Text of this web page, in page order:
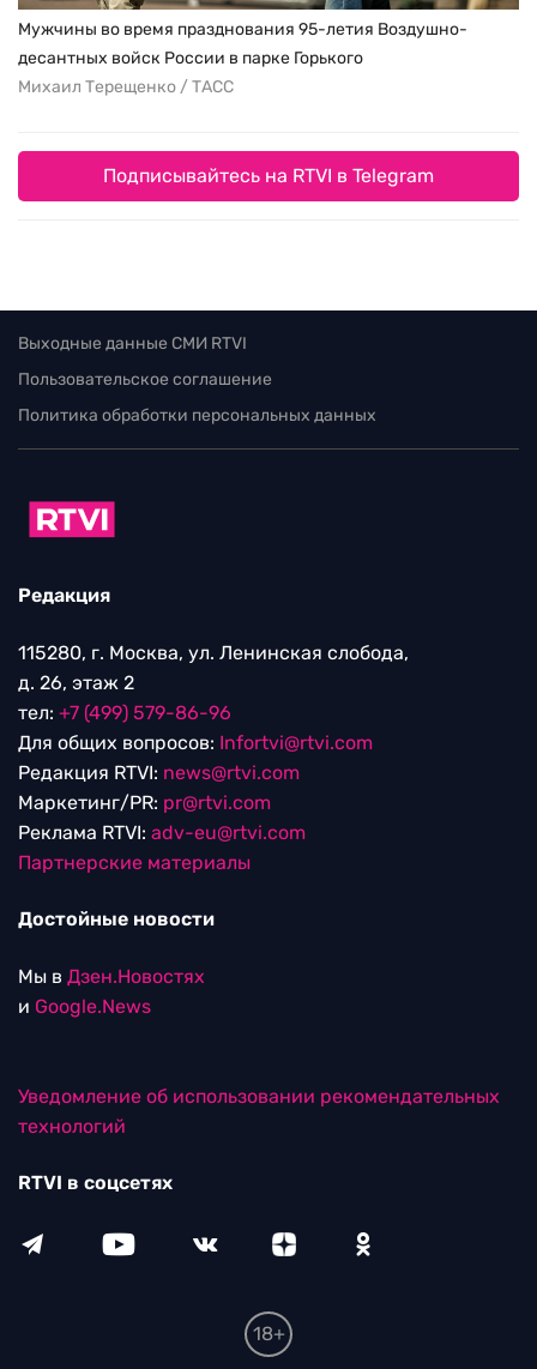
Мужчины во время празднования 95-летия Воздушно-
десантных войск России в парке Горького
Михаил Терещенко / ТАСС
Подписывайтесь на RTVI в Telegram
Выходные данные СМИ RTVI
Пользовательское соглашение
Политика обработки персональных данных
Редакция
115280, г. Москва, ул. Ленинская слобода,
д. 26, этаж 2
тел: +7 (499) 579-86-96
Для общих вопросов: Infortvi@rtvi.com
Редакция RTVI: news@rtvi.com
Маркетинг/PR: pr@rtvi.com
Реклама RTVI: adv-eu@rtvi.com
Партнерские материалы
Достойные новости
Мы в Дзен.Новостях
и Google.News
Уведомление об использовании рекомендательных
технологий
RTVI в соцсетях
18+